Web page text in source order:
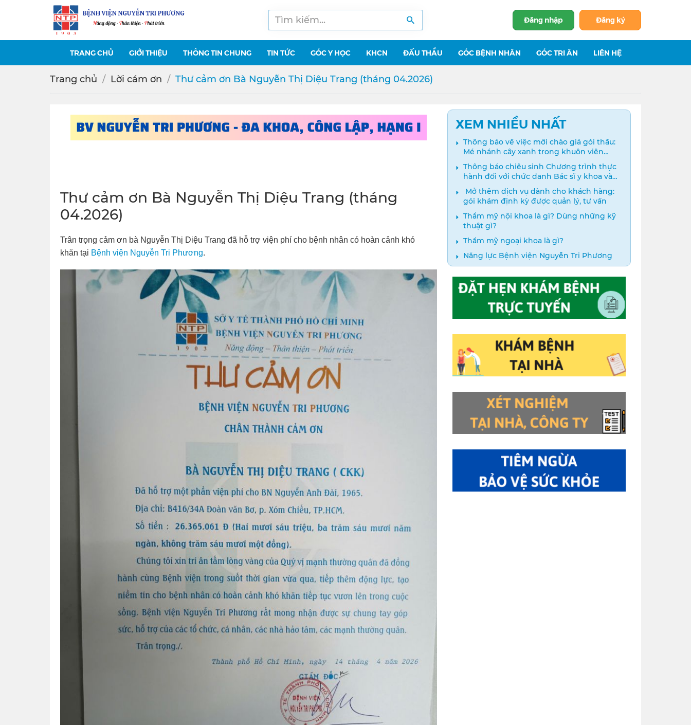
Đăng nhập Đăng ký
TRANG CHỦ GIỚI THIỆU THÔNG TIN CHUNG TIN TỨC GÓC Y HỌC KHCN ĐẤU THẦU GÓC BỆNH NHÂN GÓC TRI ÂN LIÊN HỆ
Trang chủ Lời cám ơn Thư cảm ơn Bà Nguyễn Thị Diệu Trang (tháng 04.2026)
Thư cảm ơn Bà Nguyễn Thị Diệu Trang (tháng
04.2026)
Trân trọng cảm ơn bà Nguyễn Thị Diệu Trang đã hỗ trợ viện phí cho bệnh nhân có hoàn cảnh khó
khăn tại Bệnh viện Nguyễn Tri Phương.
XEM NHIỀU NHẤT
Thông báo về việc mời chào giá gói thầu:
Mé nhánh cây xanh trong khuôn viên
bệnh viện
Thông báo chiêu sinh Chương trình thực
hành đối với chức danh Bác sĩ y khoa và
Điều dưỡng năm 2024
️ Mở thêm dịch vụ dành cho khách hàng:
gói khám định kỳ được quản lý, tư vấn
Thẩm mỹ nội khoa là gì? Dùng những kỹ
thuật gì?
Thẩm mỹ ngoại khoa là gì?
Năng lực Bệnh viện Nguyễn Tri Phương